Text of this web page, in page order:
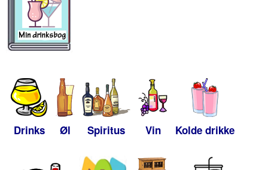
Drinks Øl Spiritus Vin Kolde drikke